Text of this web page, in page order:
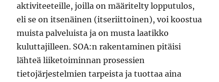
aktiviteeteille, joilla on määritelty lopputulos,
eli se on itsenäinen (itseriittoinen), voi koostua
muista palveluista ja on musta laatikko
kuluttajilleen. SOA:n rakentaminen pitäisi
lähteä liiketoiminnan prosessien
tietojärjestelmien tarpeista ja tuottaa aina